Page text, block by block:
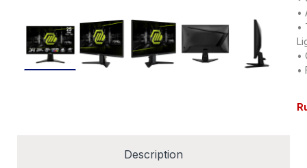
•
•
•
•
Description